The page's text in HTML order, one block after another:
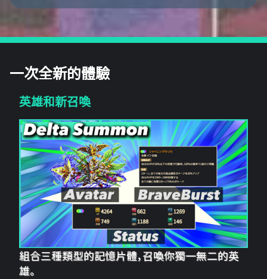
一次全新的體驗
英雄和新召喚
組合三種類型的記憶片體，召喚你獨一無二的英
雄。